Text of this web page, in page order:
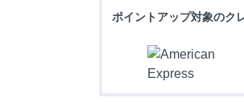
ポイントアップ対象のク